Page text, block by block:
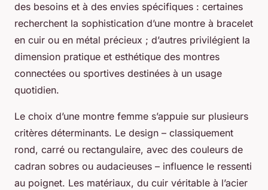
des besoins et à des envies spécifiques : certaines
recherchent la sophistication d’une montre à bracelet
en cuir ou en métal précieux ; d’autres privilégient la
dimension pratique et esthétique des montres
connectées ou sportives destinées à un usage
quotidien.
Le choix d’une montre femme s’appuie sur plusieurs
critères déterminants. Le design – classiquement
rond, carré ou rectangulaire, avec des couleurs de
cadran sobres ou audacieuses – influence le ressenti
au poignet. Les matériaux, du cuir véritable à l’acier